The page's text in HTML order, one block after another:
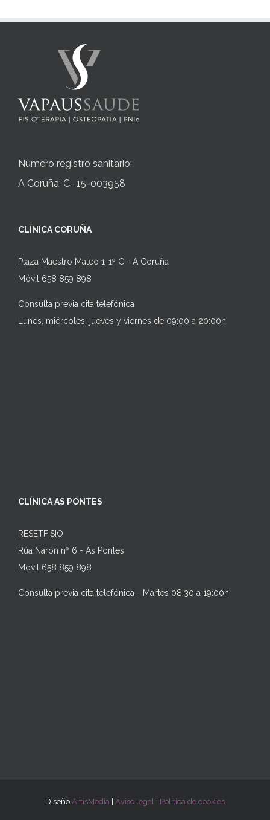
Número registro sanitario:
A Coruña: C- 15-003958
CLÍNICA CORUÑA
Plaza Maestro Mateo 1-1º C - A Coruña
Móvil 658 859 898
Consulta previa cita telefónica
Lunes, miércoles, jueves y viernes de 09:00 a 20:00h
CLÍNICA AS PONTES
RESETFISIO
Rúa Narón nº 6 - As Pontes
Móvil 658 859 898
Consulta previa cita telefónica - Martes 08:30 a 19:00h
Diseño ArtisMedia Aviso legal Política de cookies